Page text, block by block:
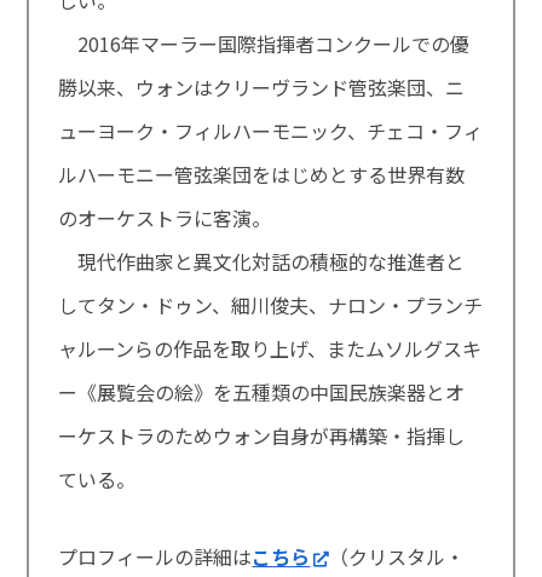
2016年マーラー国際指揮者コンクールでの優
勝以来、ウォンはクリーヴランド管弦楽団、ニ
ューヨーク・フィルハーモニック、チェコ・フィ
ルハーモニー管弦楽団をはじめとする世界有数
のオーケストラに客演。
現代作曲家と異文化対話の積極的な推進者と
してタン・ドゥン、細川俊夫、ナロン・プランチ
ャルーンらの作品を取り上げ、またムソルグスキ
ー《展覧会の絵》を五種類の中国民族楽器とオ
ーケストラのためウォン自身が再構築・指揮し
ている。
プロフィールの詳細はこちら
（クリスタル・